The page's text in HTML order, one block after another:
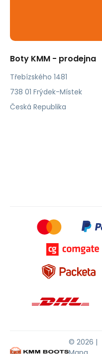
Boty KMM - prodejna
Třebízského 1481
738 01 Frýdek-Místek
Česká Republika
© 2026 |